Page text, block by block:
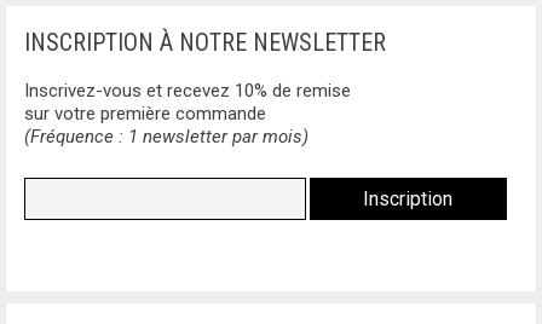
INSCRIPTION À NOTRE NEWSLETTER
Inscrivez-vous et recevez 10% de remise
sur votre première commande
(Fréquence : 1 newsletter par mois)